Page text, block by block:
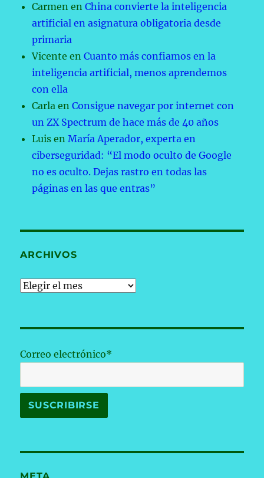
Carmen enChina convierte la inteligencia
artificial en asignatura obligatoria desde
primaria
Vicente enCuanto más confiamos en la
inteligencia artificial, menos aprendemos
con ella
Carla enConsigue navegar por internet con
un ZX Spectrum de hace más de 40 años
Luis enMaría Aperador, experta en
ciberseguridad: “El modo oculto de Google
no es oculto. Dejas rastro en todas las
páginas en las que entras”
ARCHIVOS
Archivos
Correo electrónico*